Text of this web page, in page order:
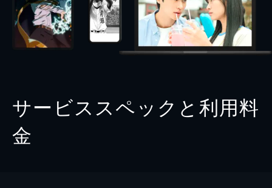
サービススペックと利用料
金